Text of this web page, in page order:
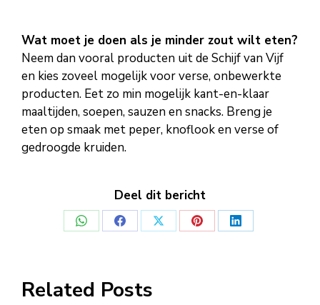
Wat moet je doen als je minder zout wilt eten?
Neem dan vooral producten uit de Schijf van Vijf
en kies zoveel mogelijk voor verse, onbewerkte
producten. Eet zo min mogelijk kant-en-klaar
maaltijden, soepen, sauzen en snacks. Breng je
eten op smaak met peper, knoflook en verse of
gedroogde kruiden.
Deel dit bericht
Deel
Deel
Deel
Deel
Deel
Related Posts